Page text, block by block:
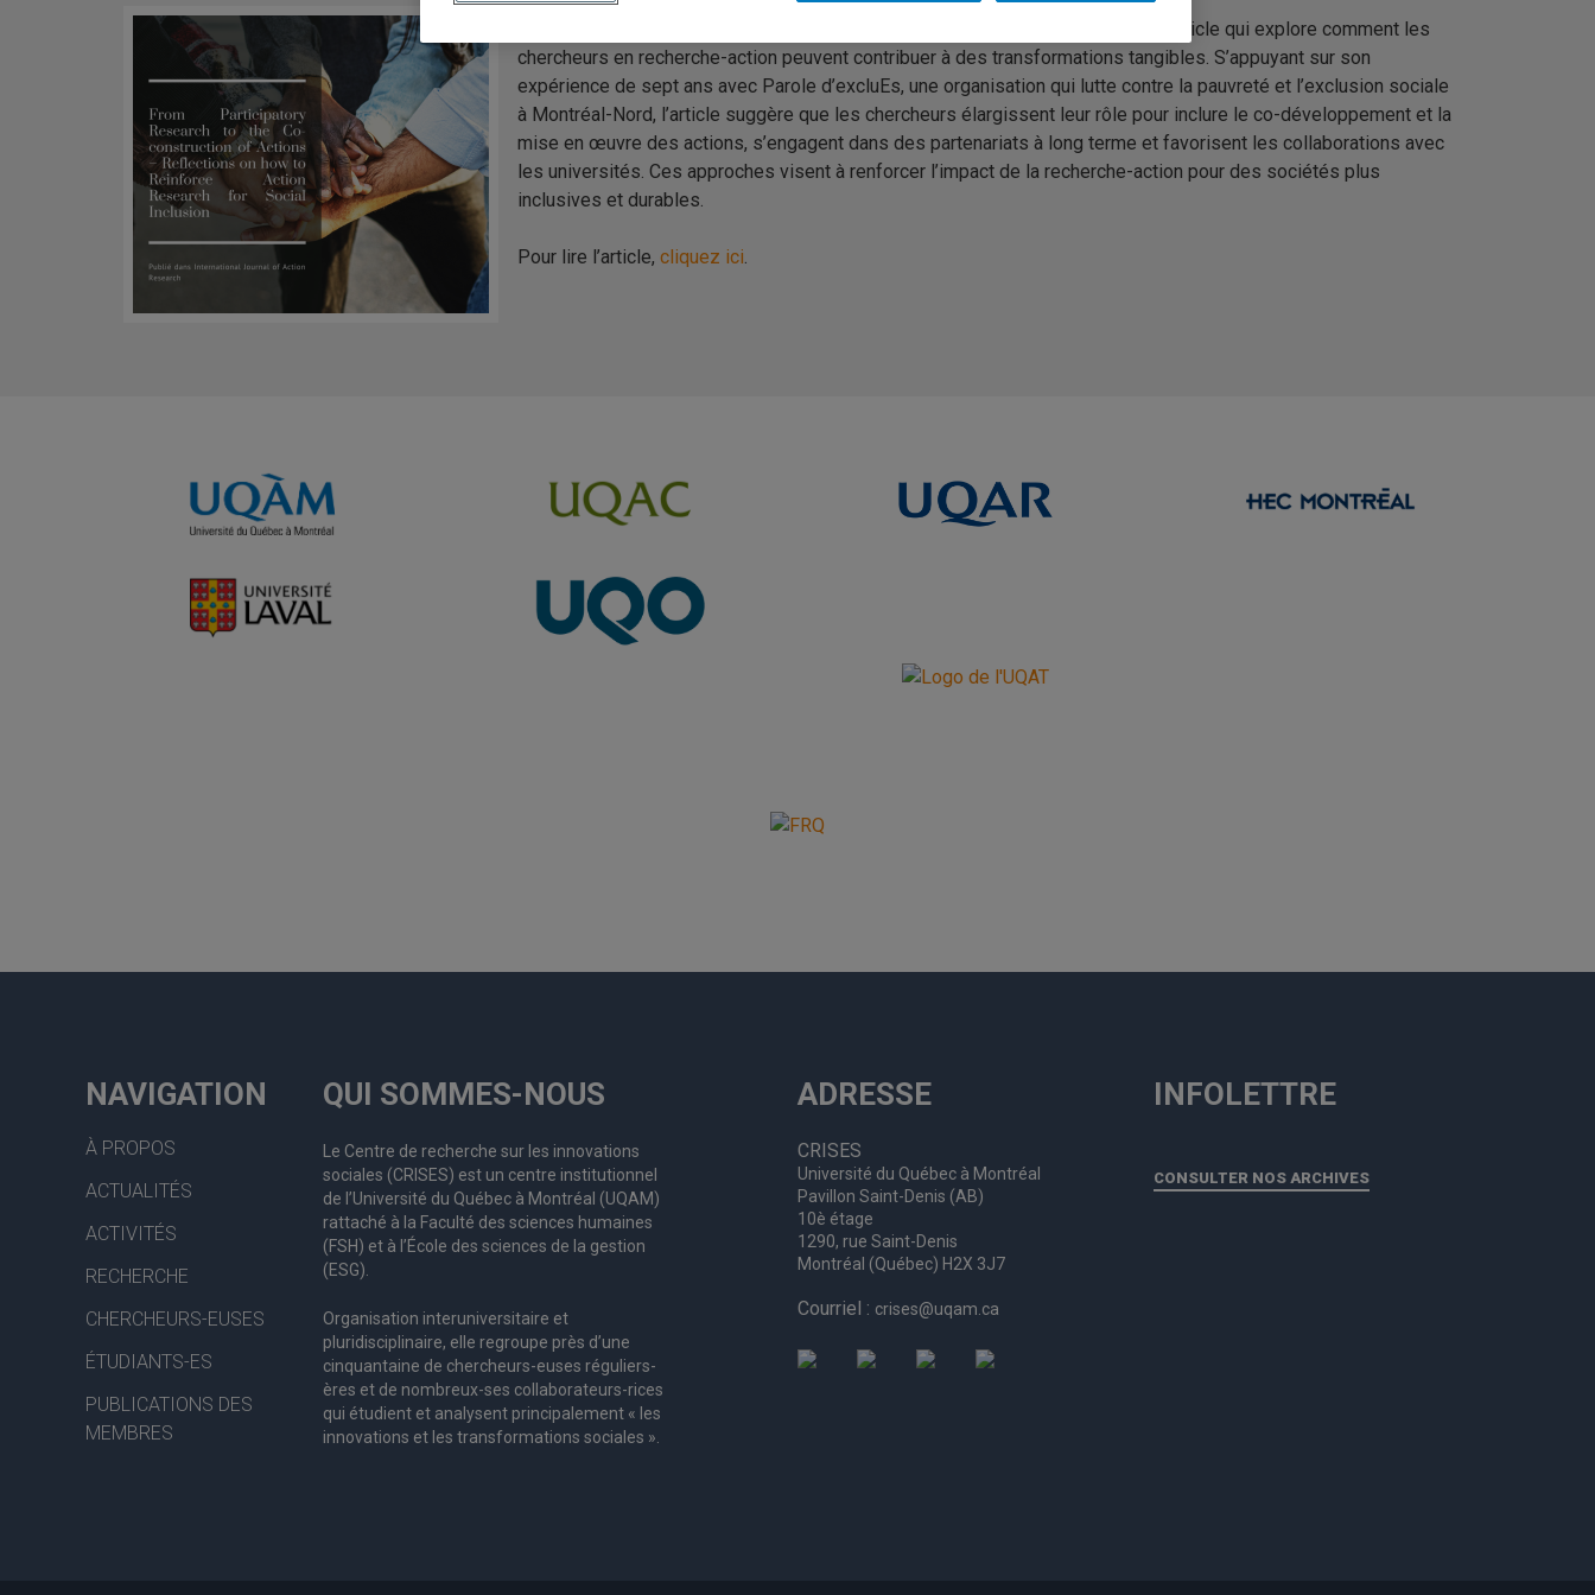
, professeure à l’UQAM et membre du CRISES, propose un nouvel article qui explore comment les
chercheurs en recherche-action peuvent contribuer à des transformations tangibles. S’appuyant sur son
expérience de sept ans avec Parole d’excluEs, une organisation qui lutte contre la pauvreté et l’exclusion sociale
à Montréal-Nord, l’article suggère que les chercheurs élargissent leur rôle pour inclure le co-développement et la
mise en œuvre des actions, s’engagent dans des partenariats à long terme et favorisent les collaborations avec
les universités. Ces approches visent à renforcer l’impact de la recherche-action pour des sociétés plus
inclusives et durables.
Pour lire l’article, cliquez ici.
NAVIGATION
À PROPOS
ACTUALITÉS
ACTIVITÉS
RECHERCHE
CHERCHEURS-EUSES
ÉTUDIANTS-ES
PUBLICATIONS DES
MEMBRES
QUI SOMMES-NOUS
Le Centre de recherche sur les innovations
sociales (CRISES) est un centre institutionnel
de l’Université du Québec à Montréal (UQAM)
rattaché à la Faculté des sciences humaines
(FSH) et à l’École des sciences de la gestion
(ESG).
Organisation interuniversitaire et
pluridisciplinaire, elle regroupe près d’une
cinquantaine de chercheurs-euses réguliers-
ères et de nombreux-ses collaborateurs-rices
qui étudient et analysent principalement « les
innovations et les transformations sociales ».
ADRESSE
CRISES
Université du Québec à Montréal
Pavillon Saint-Denis (AB)
10è étage
1290, rue Saint-Denis
Montréal (Québec) H2X 3J7
Courriel : crises@uqam.ca
INFOLETTRE
CONSULTER NOS ARCHIVES